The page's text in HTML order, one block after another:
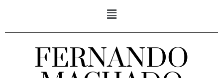
FERNANDO